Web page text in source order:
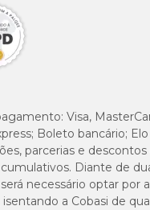
em local fresco, seco e ao
a embalagem bem fechada
a data de validade impressa
Hemolitan Pet em
Hemolitan Pet Gotas 30 ml
exclusivas. Com o
, você garante
Visa,
Boleto bancário;
parcerias e
Diante de
necessário optar por
a Cobasi de